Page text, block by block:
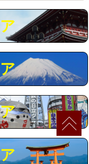
11,000円~
55,000円
66,000円
27,500円
38,500円
27,500円
16,500円